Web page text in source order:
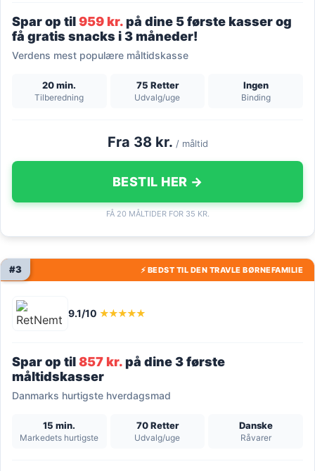
Spar op til959 kr.på dine 5 første kasser og
få gratis snacks i 3 måneder!
Verdens mest populære måltidskasse
20 min.
Tilberedning
75 Retter
Udvalg/uge
Ingen
Binding
Fra 38 kr. / måltid
BESTIL HER →
FÅ 20 MÅLTIDER FOR 35 KR.
⚡ BEDST TIL DEN TRAVLE BØRNEFAMILIE
#3
9.1/10 ★★★★★
Spar op til857 kr.på dine 3 første
måltidskasser
Danmarks hurtigste hverdagsmad
15 min.
Markedets hurtigste
70 Retter
Udvalg/uge
Danske
Råvarer